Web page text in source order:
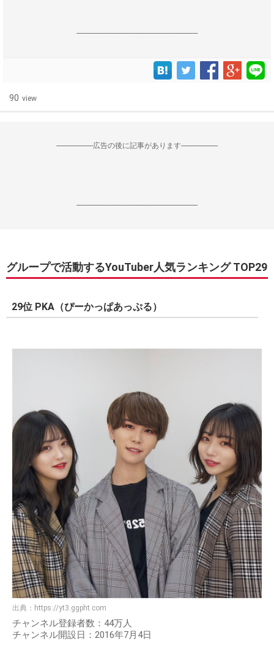
------------------------------------------------------------------
90 view
--------------------広告の後に記事があります--------------------
------------------------------------------------------------------
グループで活動するYouTuber人気ランキング TOP29
29位 PKA（ぴーかっぱあっぷる）
出典： https://yt3.ggpht.com
チャンネル登録者数：44万人
チャンネル開設日：2016年7月4日